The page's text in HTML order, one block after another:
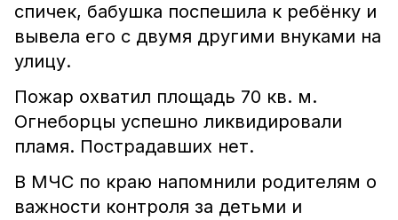
спичек, бабушка поспешила к ребёнку и
вывела его с двумя другими внуками на
улицу.
Пожар охватил площадь 70 кв. м.
Огнеборцы успешно ликвидировали
пламя. Пострадавших нет.
В МЧС по краю напомнили родителям о
важности контроля за детьми и